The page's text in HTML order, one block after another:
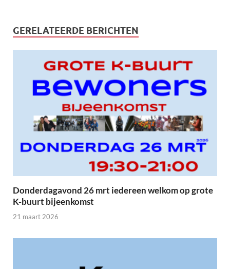
GERELATEERDE BERICHTEN
Donderdagavond 26 mrt iedereen welkom op grote
K-buurt bijeenkomst
21 maart 2026